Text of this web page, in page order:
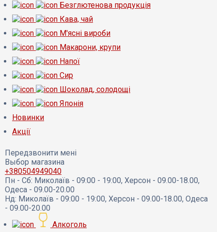
Безглютенова продукція
Кава, чай
М'ясні вироби
Макарони, крупи
Напої
Сир
Шоколад, солодощі
Японія
Новинки
Акції
Передзвонити мені
Выбор магазина
+380504949040
Пн - Сб: Миколаїв - 09:00 - 19:00, Херсон - 09.00-18.00,
Одеса - 09.00-20.00
Нд: Миколаїв - 09:00 - 19:00, Херсон - 09.00-18.00, Одеса
- 09.00-20.00
Алкоголь